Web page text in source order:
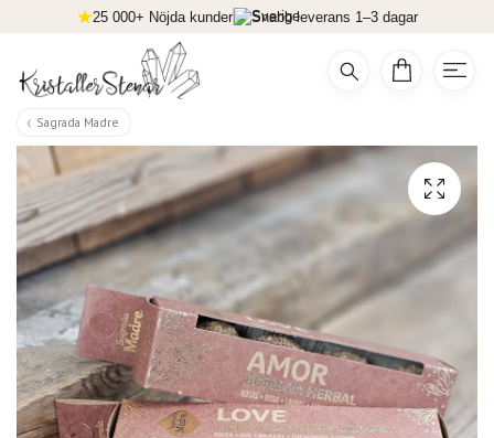
25 000+ Nöjda kunder Snabb leverans 1–3 dagar
Sagrada Madre